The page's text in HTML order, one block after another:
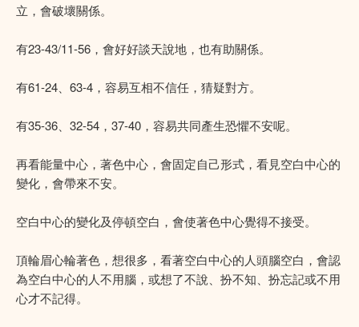
立，會破壞關係。
有23-43/11-56，會好好談天說地，也有助關係。
有61-24、63-4，容易互相不信任，猜疑對方。
有35-36、32-54，37-40，容易共同產生恐懼不安呢。
再看能量中心，著色中心，會固定自己形式，看見空白中心的
變化，會帶來不安。
空白中心的變化及停頓空白，會使著色中心覺得不接受。
頂輪眉心輪著色，想很多，看著空白中心的人頭腦空白，會認
為空白中心的人不用腦，或想了不說、扮不知、扮忘記或不用
心才不記得。